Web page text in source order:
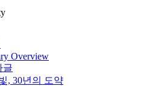
Overview
글
, 30년의 도약